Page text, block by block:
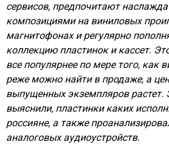
сервисов, предпочитают
композициями на виниловых
магнитофонах и регулярно
коллекцию пластинок и кассет.
все популярнее по мере того, как
реже можно найти в продаже, а
выпущенных экземпляров растет.
выяснили, пластинки каких
россияне, а также
аналоговых аудиоустройств.